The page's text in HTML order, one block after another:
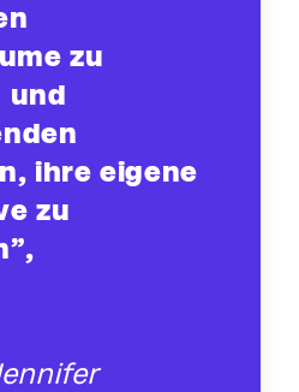
zu
und
ihre eigene
zu